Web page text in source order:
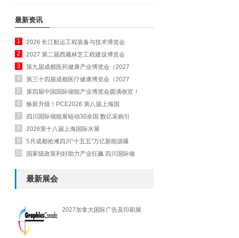
最新资讯
1
2026 长江航运工程装备与技术博览会
2
2027 第二届西藏林芝工程建设博览会
3
第九届成都医药健康产业博览会（2027
4
第三十四届成都医疗健康博览会（2027
5
第四届中国国际储能产业博览会圆满收官！
6
焕新升级！PCE2026 第八届上海国
7
四川国际储能展链动30余国 数亿采购引
8
2026第十八届上海国际水展
9
5月成都抢滩四川“十五五”万亿新能源爆
10
国家级政策利好助力产业狂飙 四川国际储
最新展会
2027加拿大国际广告及印刷展